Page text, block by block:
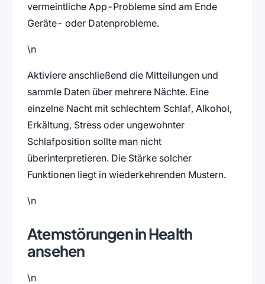
vermeintliche App-Probleme sind am Ende
Geräte- oder Datenprobleme.
\n
Aktiviere anschließend die Mitteilungen und
sammle Daten über mehrere Nächte. Eine
einzelne Nacht mit schlechtem Schlaf, Alkohol,
Erkältung, Stress oder ungewohnter
Schlafposition sollte man nicht
überinterpretieren. Die Stärke solcher
Funktionen liegt in wiederkehrenden Mustern.
\n
Atemstörungen in Health
ansehen
\n